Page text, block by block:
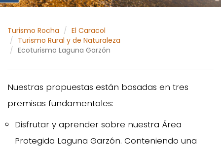
Turismo Rocha
El Caracol
Turismo Rural y de Naturaleza
Ecoturismo Laguna Garzón
Nuestras propuestas están basadas en tres
premisas fundamentales:
Disfrutar y aprender sobre nuestra Área
Protegida Laguna Garzón. Conteniendo una